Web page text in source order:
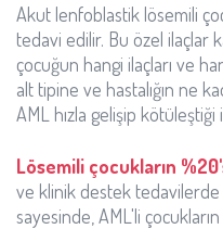
Akut lenfoblastik lösemili
tedavi edilir. Bu özel ilaçlar
çocuğun hangi ilaçları ve
alt tipine ve hastalığın ne
AML hızla gelişip kötüleştiği
Lösemili çocukların
ve klinik destek
sayesinde, AML'li